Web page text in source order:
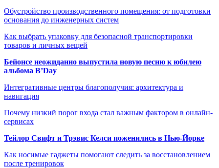
Обустройство производственного помещения: от подготовки
основания до инженерных систем
Как выбрать упаковку для безопасной транспортировки
товаров и личных вещей
Бейонсе неожиданно выпустила новую песню к юбилею
альбома B’Day
Интегративные центры благополучия: архитектура и
навигация
Почему низкий порог входа стал важным фактором в онлайн-
сервисах
Тейлор Свифт и Трэвис Келси поженились в Нью-Йорке
Как носимые гаджеты помогают следить за восстановлением
после тренировок